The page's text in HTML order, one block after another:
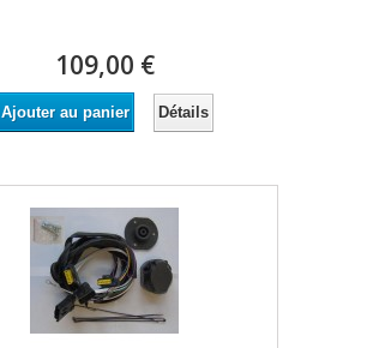
109,00 €
Ajouter au panier Détails